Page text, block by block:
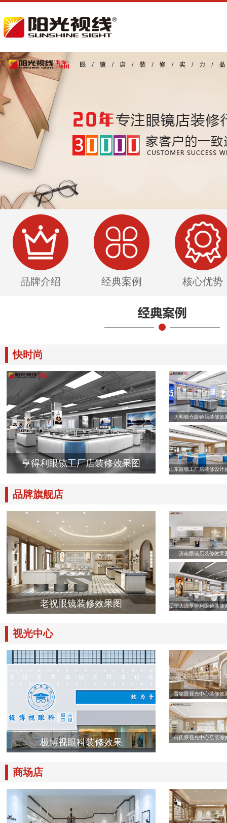
品牌介绍 经典案例 核心优势
快时尚
亨得利眼镜工厂店装修效果图
大明镜仓眼镜店装修效
山东眼镜工厂店装修设计
品牌旗舰店
老祝眼镜装修效果图
济南眼镜店装修效果
辽宁大连亨得利眼镜装修
视光中心
极博视眼科装修效果
晋铭眼视光中心装修效
何氏眼视光中心店装修
商场店